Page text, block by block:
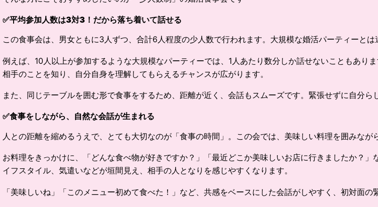
✅平均参加人数は3対3！だから落ち着いて話せる
この食事会は、男女ともに3人ずつ、合計6人程度の少人数で行われます。大規模な婚活パーティーと
例えば、10人以上が参加するような大規模なパーティーでは、1人あたり数分しか話せないこともあ
相手のことを知り、自分自身を理解してもらえるチャンスが広がります。
また、同じテーブルを囲む形で食事をするため、距離が近く、会話もスムーズです。緊張せずに自分ら
✅食事をしながら、自然な会話が生まれる
人との距離を縮めるうえで、とても大切なのが「食事の時間」。この会では、美味しい料理を囲みなが
お料理をきっかけに、「どんな食べ物が好きですか？」「最近どこか美味しいお店に行きましたか？
イフスタイル、気遣いなどが垣間見え、相手の人となりを感じやすくなります。
「美味しいね」「このメニュー初めて食べた！」など、共感をベースにした会話がしやすく、初対面の